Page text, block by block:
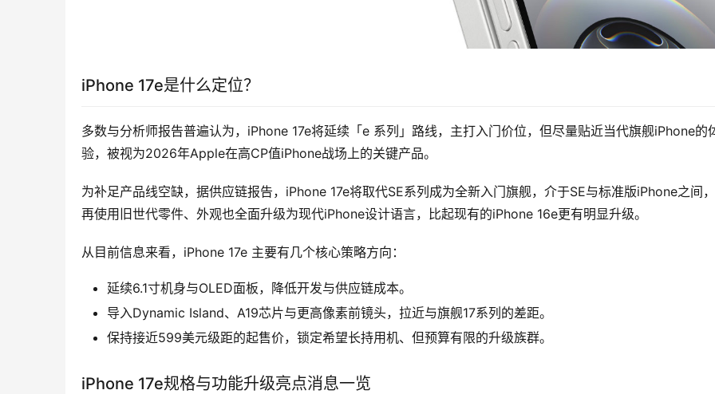
iPhone 17e是什么定位？
多数与分析师报告普遍认为，iPhone 17e将延续「e 系列」路线，主打入门价位，但尽量贴近当代旗舰iPhone的
验，被视为2026年Apple在高CP值iPhone战场上的关键产品。
为补足产品线空缺，据供应链报告，iPhone 17e将取代SE系列成为全新入门旗舰，介于SE与标准版iPhone之间
再使用旧世代零件、外观也全面升级为现代iPhone设计语言，比起现有的iPhone 16e更有明显升级。
从目前信息来看，iPhone 17e 主要有几个核心策略方向：
延续6.1寸机身与OLED面板，降低开发与供应链成本。
导入Dynamic Island、A19芯片与更高像素前镜头，拉近与旗舰17系列的差距。
保持接近599美元级距的起售价，锁定希望长持用机、但预算有限的升级族群。
iPhone 17e规格与功能升级亮点消息一览